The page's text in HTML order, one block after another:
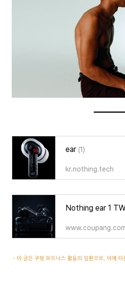
ear (1)
kr.nothing.tech